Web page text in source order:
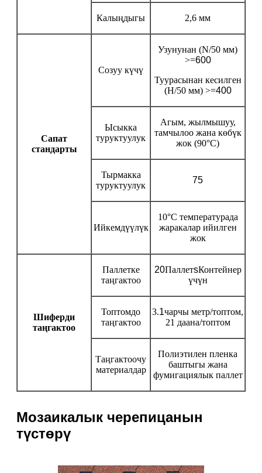
Калыңдыгы 2,6 мм
Сапат
стандарты
Созуу күчү
Узунунан (N/50 мм)
>=600
Туурасынан кесилген
(Н/50 мм) >=400
Ысыкка
туруктуулук
Агым, жылмышуу,
тамчылоо жана көбүк
жок (90°C)
Тырмакка
туруктуулук
75
Ийкемдүүлүк
10°C температурада
жаракалар ийилген
жок
Шиферди
таңгактоо
Паллетке
таңгактоо
20ПаллетsКонтейнер
үчүн
Топтомдо
таңгактоо
3.1чарчы метр/топтом,
21 даана/топтом
Таңгактоочу
материалдар
Полиэтилен пленка
баштыгы жана
фумигациялык паллет
Мозаикалык черепицанын
түстөрү